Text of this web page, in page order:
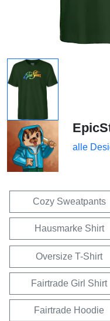
alle
Cozy Sweatpants
Hausmarke Shirt
Oversize T-Shirt
Fairtrade Girl Shirt
Fairtrade Hoodie